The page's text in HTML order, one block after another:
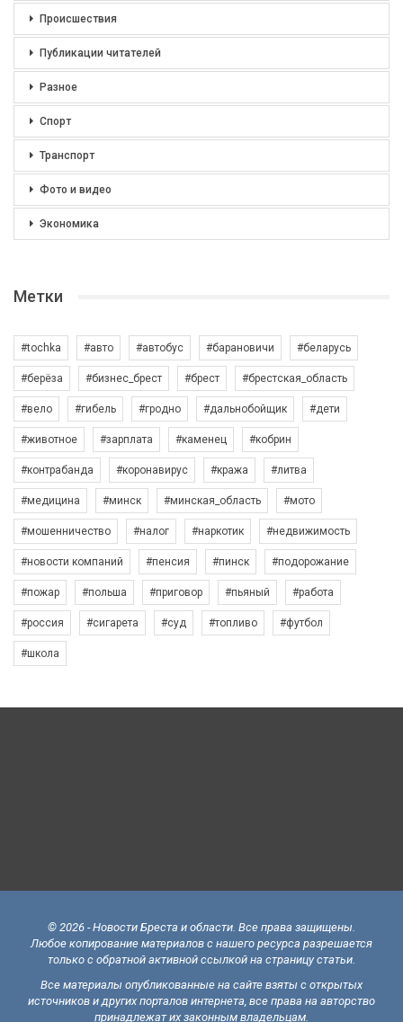
Происшествия
Публикации читателей
Разное
Спорт
Транспорт
Фото и видео
Экономика
Метки
#tochka #авто #автобус #барановичи #беларусь
#берёза #бизнес_брест #брест #брестская_область
#вело #гибель #гродно #дальнобойщик #дети
#животное #зарплата #каменец #кобрин
#контрабанда #коронавирус #кража #литва
#медицина #минск #минская_область #мото
#мошенничество #налог #наркотик #недвижимость
#новости компаний #пенсия #пинск #подорожание
#пожар #польша #приговор #пьяный #работа
#россия #сигарета #суд #топливо #футбол
#школа
© 2026 - Новости Бреста и области. Все права защищены.
Любое копирование материалов с нашего ресурса разрешается
только с обратной активной ссылкой на страницу статьи.
Все материалы опубликованные на сайте взяты с открытых
источников и других порталов интернета, все права на авторство
принадлежат их законным владельцам.